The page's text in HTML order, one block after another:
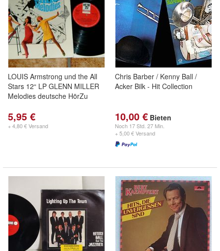
LOUIS Armstrong und the All
Stars 12“ LP GLENN MILLER
Melodies deutsche HörZu
5,95 €
+ 4,80 € Versand
Chris Barber / Kenny Ball /
Acker Bilk - Hit Collection
10,00 € Bieten
Noch 17 Std. 27 Min.
+ 5,00 € Versand